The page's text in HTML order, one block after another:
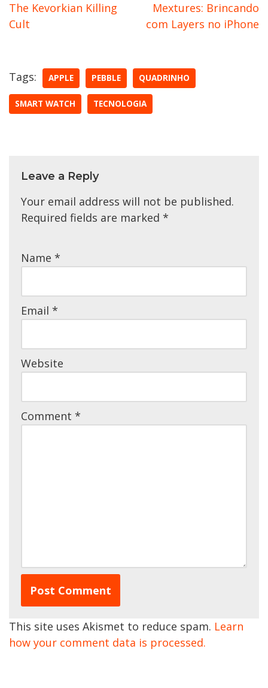
The Kevorkian Killing
Cult
Mextures: Brincando
com Layers no iPhone
Tags: APPLE PEBBLE QUADRINHO
SMART WATCH TECNOLOGIA
Leave a Reply
Your email address will not be published.
Required fields are marked *
Name *
Email *
Website
Comment *
This site uses Akismet to reduce spam. Learn
how your comment data is processed.